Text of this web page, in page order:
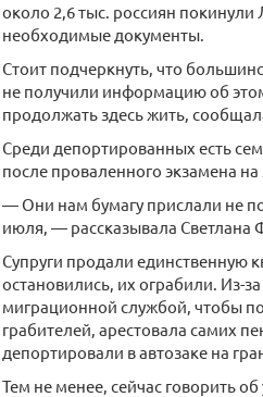
около 2,6 тыс. россиян
необходимые документы.
Стоит подчеркнуть, что
не получили информацию об
продолжать здесь жить,
Среди депортированных есть
после проваленного экзамена
— Они нам бумагу прислали не
июля, — рассказывала Светлана
Супруги продали единственную
остановились, их ограбили. Из-
миграционной службой, чтобы
грабителей, арестовала самих
депортировали в автозаке на
Тем не менее, сейчас говорить